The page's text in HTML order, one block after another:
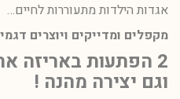
אגדות הילדות מתעוררות לחיים…
מקפלים ומדייקים ויוצרים
2 הפתעות באריזה
וגם יצירה מהנה !